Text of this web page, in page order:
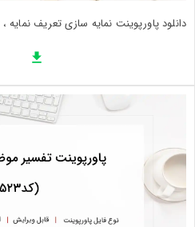
دانلود پاورپوینت نمایه سازی تعریف نمایه ،